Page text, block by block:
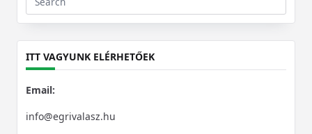
Search
for:
ITT VAGYUNK ELÉRHETŐEK
Email:
info@egrivalasz.hu